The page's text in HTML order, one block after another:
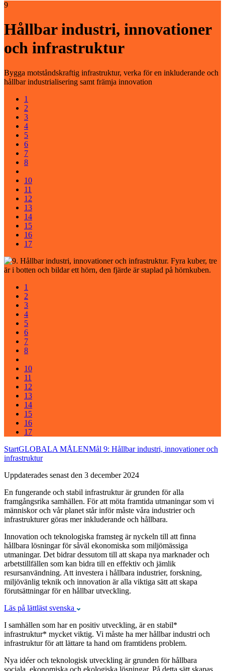
9
Hållbar industri, innovationer
och infrastruktur
Bygga motståndskraftig infrastruktur, verka för en inkluderande och
hållbar industrialisering samt främja innovation
1
2
3
4
5
6
7
8
10
11
12
13
14
15
16
17
1
2
3
4
5
6
7
8
10
11
12
13
14
15
16
17
StartGLOBALA MÅLENMål 9: Hållbar industri, innovationer och
infrastruktur
Uppdaterades senast den 3 december 2024
En fungerande och stabil infrastruktur är grunden för alla
framgångsrika samhällen. För att möta framtida utmaningar som vi
människor och vår planet står inför måste våra industrier och
infrastrukturer göras mer inkluderande och hållbara.
Innovation och teknologiska framsteg är nyckeln till att finna
hållbara lösningar för såväl ekonomiska som miljömässiga
utmaningar. Det bidrar dessutom till att skapa nya marknader och
arbetstillfällen som kan bidra till en effektiv och jämlik
resursanvändning. Att investera i hållbara industrier, forskning,
miljövänlig teknik och innovation är alla viktiga sätt att skapa
förutsättningar för en hållbar utveckling.
Läs på lättläst svenska
I samhällen som har en positiv utveckling, är en stabil*
infrastruktur* mycket viktig. Vi måste ha mer hållbar industri och
infrastruktur för att lättare ta hand om framtidens problem.
Nya idéer och teknologisk utveckling är grunden för hållbara
sociala, ekonomiska och ekologiska lösningar. På detta sätt skapas